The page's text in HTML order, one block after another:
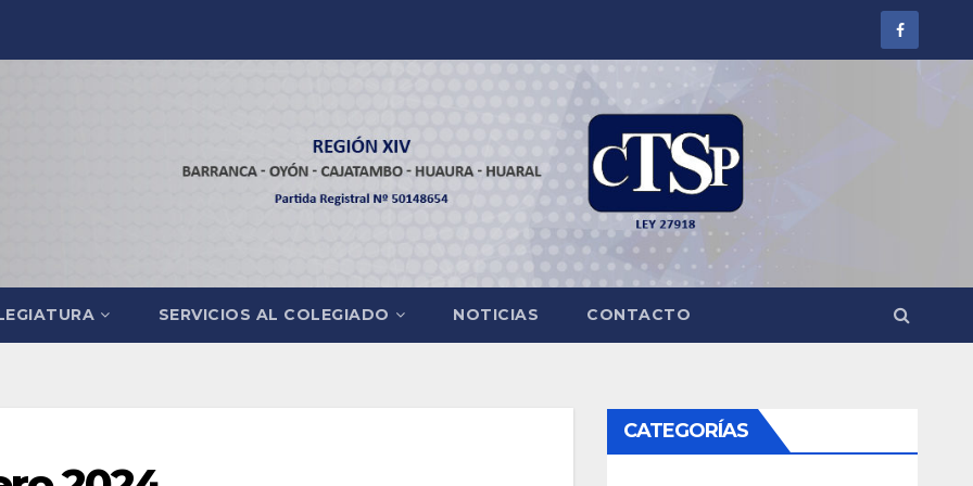
SERVICIOS AL COLEGIADO NOTICIAS CONTACTO
CATEGORÍAS